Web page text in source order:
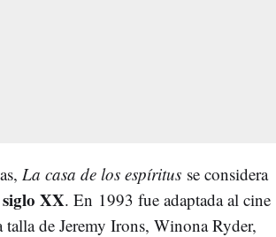
La casa de los espíritus se considera
siglo XX. En 1993 fue adaptada al cine
de Jeremy Irons, Winona Ryder,